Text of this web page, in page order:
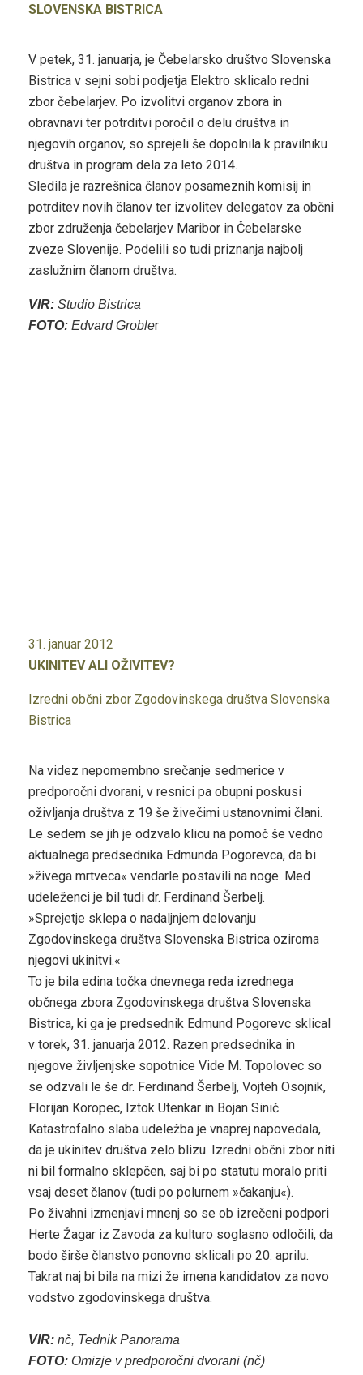
SLOVENSKA BISTRICA
V petek, 31. januarja, je Čebelarsko društvo Slovenska
Bistrica v sejni sobi podjetja Elektro sklicalo redni
zbor čebelarjev. Po izvolitvi organov zbora in
obravnavi ter potrditvi poročil o delu društva in
njegovih organov, so sprejeli še dopolnila k pravilniku
društva in program dela za leto 2014.
Sledila je razrešnica članov posameznih komisij in
potrditev novih članov ter izvolitev delegatov za občni
zbor združenja čebelarjev Maribor in Čebelarske
zveze Slovenije. Podelili so tudi priznanja najbolj
zaslužnim članom društva.
VIR: Studio Bistrica
FOTO: Edvard Grobler
31. januar 2012
UKINITEV ALI OŽIVITEV?
Izredni občni zbor Zgodovinskega društva Slovenska
Bistrica
Na videz nepomembno srečanje sedmerice v
predporočni dvorani, v resnici pa obupni poskusi
oživljanja društva z 19 še živečimi ustanovnimi člani.
Le sedem se jih je odzvalo klicu na pomoč še vedno
aktualnega predsednika Edmunda Pogorevca, da bi
»živega mrtveca« vendarle postavili na noge. Med
udeleženci je bil tudi dr. Ferdinand Šerbelj.
»Sprejetje sklepa o nadaljnjem delovanju
Zgodovinskega društva Slovenska Bistrica oziroma
njegovi ukinitvi.«
To je bila edina točka dnevnega reda izrednega
občnega zbora Zgodovinskega društva Slovenska
Bistrica, ki ga je predsednik Edmund Pogorevc sklical
v torek, 31. januarja 2012. Razen predsednika in
njegove življenjske sopotnice Vide M. Topolovec so
se odzvali le še dr. Ferdinand Šerbelj, Vojteh Osojnik,
Florijan Koropec, Iztok Utenkar in Bojan Sinič.
Katastrofalno slaba udeležba je vnaprej napovedala,
da je ukinitev društva zelo blizu. Izredni občni zbor niti
ni bil formalno sklepčen, saj bi po statutu moralo priti
vsaj deset članov (tudi po polurnem »čakanju«).
Po živahni izmenjavi mnenj so se ob izrečeni podpori
Herte Žagar iz Zavoda za kulturo soglasno odločili, da
bodo širše članstvo ponovno sklicali po 20. aprilu.
Takrat naj bi bila na mizi že imena kandidatov za novo
vodstvo zgodovinskega društva.
VIR: nč, Tednik Panorama
FOTO: Omizje v predporočni dvorani (nč)